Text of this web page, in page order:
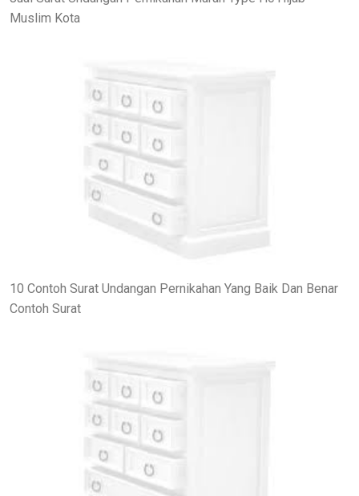
Muslim Kota
10 Contoh Surat Undangan Pernikahan Yang Baik Dan Benar
Contoh Surat